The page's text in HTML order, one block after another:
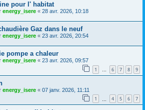
pour l' habitat
energy_isere « 28 avr. 2026, 10:18
Gaz dans le neuf
energy_isere « 23 avr. 2026, 20:54
pompe a chaleur
energy_isere « 23 avr. 2026, 09:57
1 … 6 7 8 9
energy_isere « 07 janv. 2026, 11:11
1 4 5 6 7